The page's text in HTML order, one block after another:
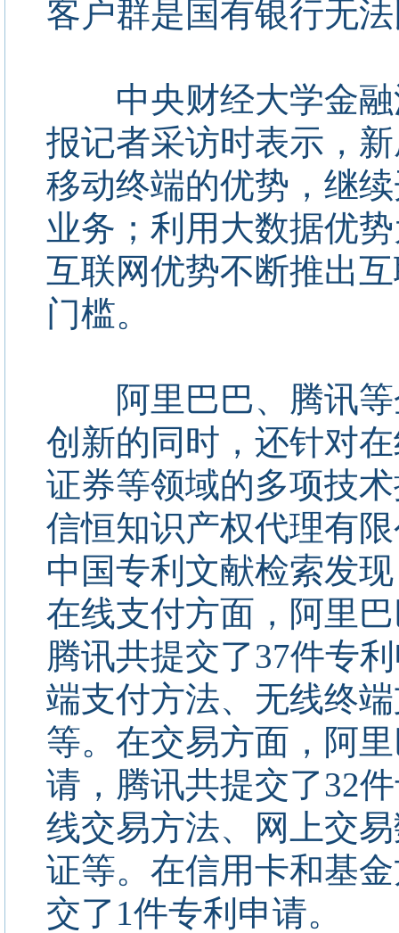
客户群是国有银行无
中央财经大学金融
报记者采访时表示，
移动终端的优势，继
业务；利用大数据优
互联网优势不断推出
门槛。
阿里巴巴、腾讯等
创新的同时，还针对
证券等领域的多项技
信恒知识产权代理有
中国专利文献检索发
在线支付方面，阿里
腾讯共提交了37件专
端支付方法、无线终
等。在交易方面，阿
请，腾讯共提交了32
线交易方法、网上交
证等。在信用卡和基
交了1件专利申请。